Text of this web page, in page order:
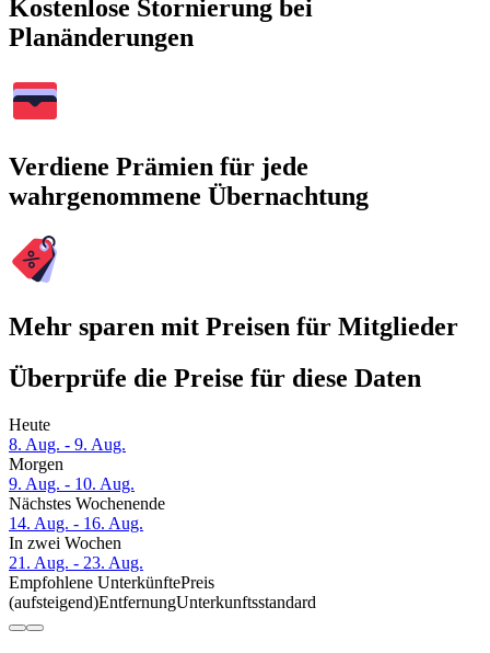
Kostenlose Stornierung bei
Planänderungen
Verdiene Prämien für jede
wahrgenommene Übernachtung
Mehr sparen mit Preisen für Mitglieder
Überprüfe die Preise für diese Daten
Heute
8. Aug. - 9. Aug.
Morgen
9. Aug. - 10. Aug.
Nächstes Wochenende
14. Aug. - 16. Aug.
In zwei Wochen
21. Aug. - 23. Aug.
Empfohlene UnterkünftePreis
(aufsteigend)EntfernungUnterkunftsstandard